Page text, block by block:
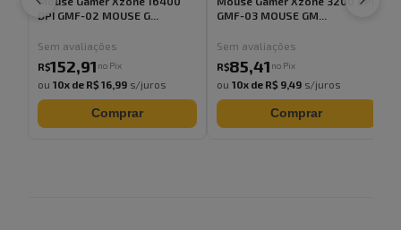
DPI GMF-02 MOUSE G...
Sem avaliações
R$152,91 no Pix
ou 10x de R$ 16,99 s/juros
Comprar
GMF-03 MOUSE GM...
Sem avaliações
R$85,41 no Pix
ou 10x de R$ 9,49 s/juros
Comprar